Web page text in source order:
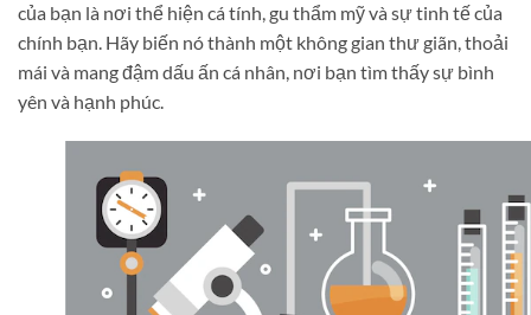
của bạn là nơi thể hiện cá tính, gu thẩm mỹ và sự tinh tế của
chính bạn. Hãy biến nó thành một không gian thư giãn, thoải
mái và mang đậm dấu ấn cá nhân, nơi bạn tìm thấy sự bình
yên và hạnh phúc.